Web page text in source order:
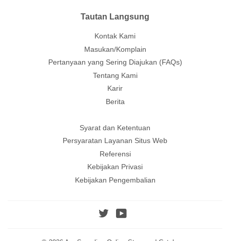
Tautan Langsung
Kontak Kami
Masukan/Komplain
Pertanyaan yang Sering Diajukan (FAQs)
Tentang Kami
Karir
Berita
Syarat dan Ketentuan
Persyaratan Layanan Situs Web
Referensi
Kebijakan Privasi
Kebijakan Pengembalian
Twitter